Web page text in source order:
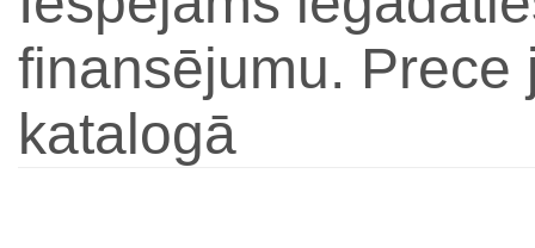
finansējumu. Prece
katalogā